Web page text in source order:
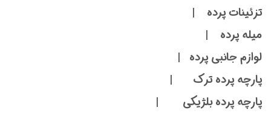
تزئینات پرده |
میله پرده |
لوازم جانبی پرده |
پارچه پرده ترک |
پارچه پرده بلژیکی |